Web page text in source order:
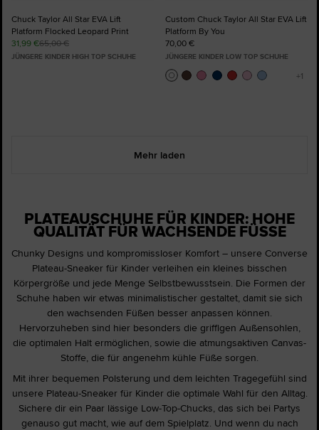
Chuck Taylor All Star EVA Lift
Platform Flocked Leopard Print
31,99 €65,00 €
JÜNGERE KINDER HIGH TOP SCHUHE
Custom Chuck Taylor All Star EVA Lift
Platform By You
70,00 €
JÜNGERE KINDER LOW TOP SCHUHE
Mehr laden
PLATEAUSCHUHE FÜR KINDER: HOHE
QUALITÄT FÜR WACHSENDE FÜSSE
Chunky Designs und kompromissloser Komfort – unsere Converse
Plateau-Sneaker für Kinder verleihen ein kleines bisschen
Körpergröße und jede Menge Selbstbewusstsein. Die Formen der
Schuhe haben wir etwas minimalistischer gestaltet, damit sie sich
den wachsenden Füßen besser anpassen können.
Hervorzuheben sind hier besonders die griffigen Außensohlen,
die optimalen Halt ermöglichen, sowie die atmungsaktiven Canvas-
Stoffe, die für angenehm kühle Füße sorgen.
Mit ihrer bequemen Polsterung und dem leichten Tragegefühl sind
unsere Plateau-Sneaker für Kinder die optimale Wahl für den Alltag.
Sichere dir ein Paar lässige Low-Top-Chucks, das sich bei Partys
genauso gut macht, wie auf dem Spielplatz. Und wenn du nach